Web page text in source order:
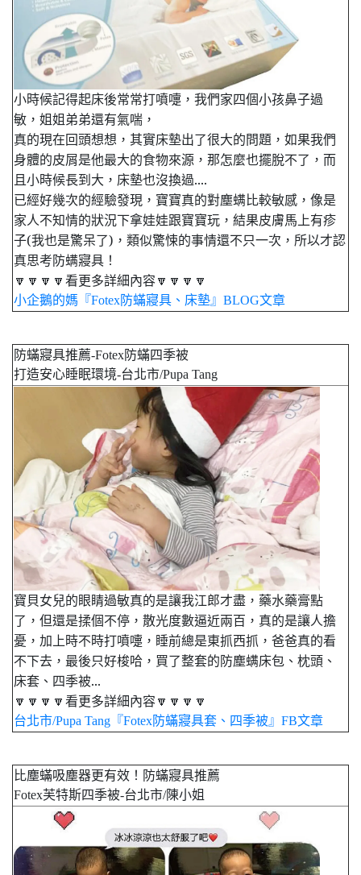
小時候記得起床後常常打噴嚏，我們家四個小孩鼻子過
敏，姐姐弟弟還有氣喘，
真的現在回頭想想，其實床墊出了很大的問題，如果我們
身體的皮屑是他最大的食物來源，那怎麼也擺脫不了，而
且小時候長到大，床墊也沒換過....
已經好幾次的經驗發現，寶寶真的對塵螨比較敏感，像是
家人不知情的狀況下拿娃娃跟寶寶玩，結果皮膚馬上有疹
子(我也是驚呆了)，類似驚悚的事情還不只一次，所以才認
真思考防螨寢具！
🔽🔽🔽🔽看更多詳細內容🔽🔽🔽🔽
小企鵝的媽『Fotex防蟎寢具、床墊』BLOG文章
防蟎寢具推薦-Fotex防蟎四季被
打造安心睡眠環境-台北市/Pupa Tang
寶貝女兒的眼睛過敏真的是讓我江郎才盡 ， 藥水藥膏點
了 ， 但還是揉個不停 ， 散光度數逼近兩百 ， 真的是讓人擔
憂 ， 加上時不時打噴嚏 ， 睡前總是東抓西抓 ， 爸爸真的看
不下去 ， 最後只好梭哈 ， 買了整套的防塵螨床包、枕頭、
床套、四季被...
🔽🔽🔽🔽看更多詳細內容🔽🔽🔽🔽
台北市/Pupa Tang『Fotex防蟎寢具套、四季被』FB文章
比塵蟎吸塵器更有效！防蟎寢具推薦
Fotex芙特斯四季被-台北市/陳小姐